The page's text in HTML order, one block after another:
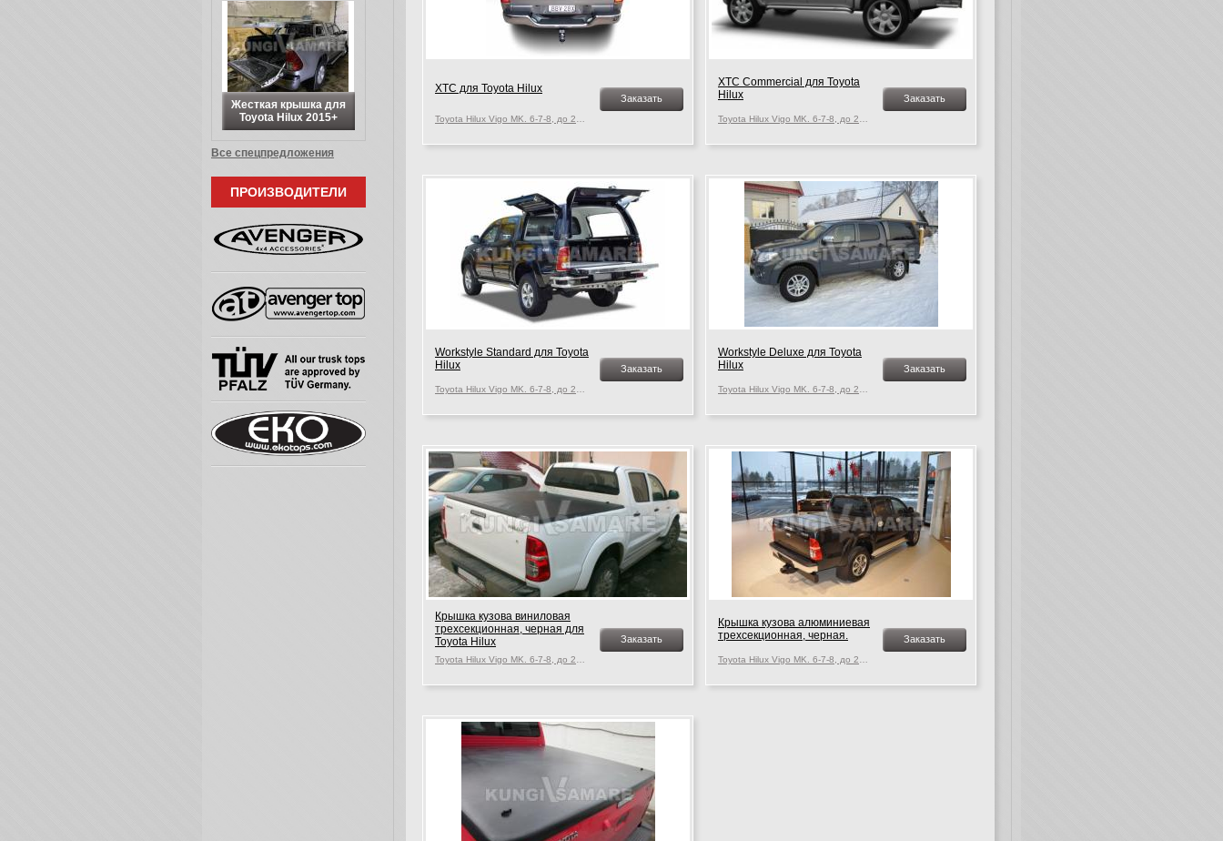
XTC для Toyota Hilux
Заказать
XTC Commercial для Toyota
Hilux
Заказать
Workstyle Standard для Toyota
Hilux
Заказать
Workstyle Deluxe для Toyota
Hilux
Заказать
Крышка кузова виниловая
трехсекционная, черная для
Toyota Hilux
Заказать
Крышка кузова алюминиевая
трехсекционная, черная.
Заказать
Жесткая крышка для
Toyota Hilux 2015+
Все спецпредложения
ПРОИЗВОДИТЕЛИ